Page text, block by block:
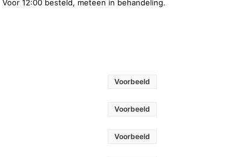
Voorbeeld
Voorbeeld
Voorbeeld